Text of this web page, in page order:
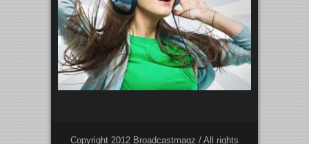
Copyright 2012 Broadcastmagz / All rights